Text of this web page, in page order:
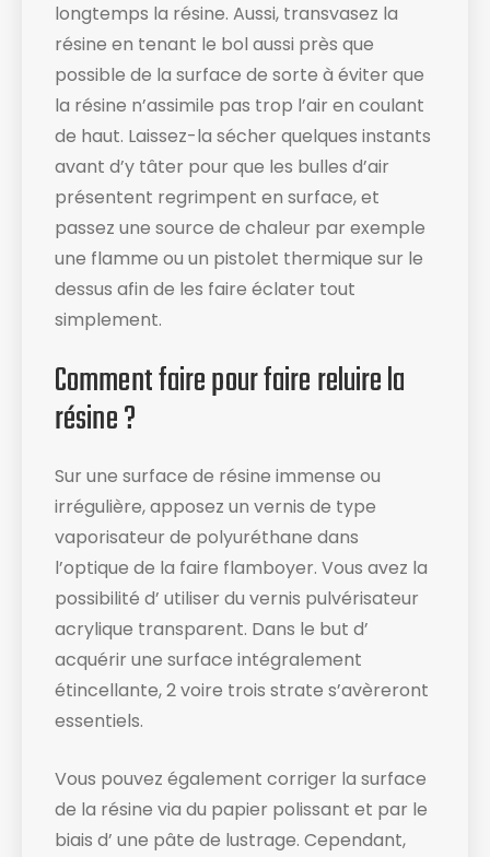
longtemps la résine. Aussi, transvasez la
résine en tenant le bol aussi près que
possible de la surface de sorte à éviter que
la résine n’assimile pas trop l’air en coulant
de haut. Laissez-la sécher quelques instants
avant d’y tâter pour que les bulles d’air
présentent regrimpent en surface, et
passez une source de chaleur par exemple
une flamme ou un pistolet thermique sur le
dessus afin de les faire éclater tout
simplement.
Comment faire pour faire reluire la
résine ?
Sur une surface de résine immense ou
irrégulière, apposez un vernis de type
vaporisateur de polyuréthane dans
l’optique de la faire flamboyer. Vous avez la
possibilité d’ utiliser du vernis pulvérisateur
acrylique transparent. Dans le but d’
acquérir une surface intégralement
étincellante, 2 voire trois strate s’avèreront
essentiels.
Vous pouvez également corriger la surface
de la résine via du papier polissant et par le
biais d’ une pâte de lustrage. Cependant,